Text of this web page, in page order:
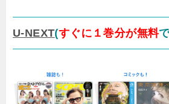
U-NEXT(すぐに１巻分が無料